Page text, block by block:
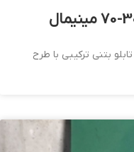
و زیبا تابلو بتنی ترکیبی با طرح